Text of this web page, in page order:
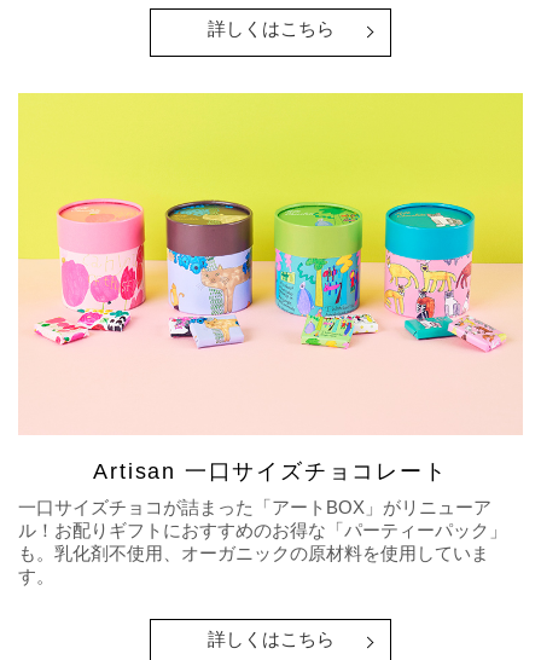
詳しくはこちら
Artisan 一口サイズチョコレート
一口サイズチョコが詰まった「アートBOX」がリニューア
ル！お配りギフトにおすすめのお得な「パーティーパック」
も。乳化剤不使用、オーガニックの原材料を使用していま
す。
詳しくはこちら